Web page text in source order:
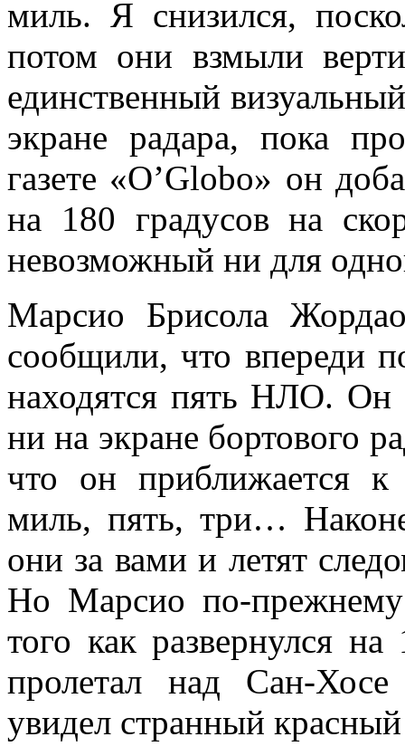
миль. Я снизился,
потом они взмыли
единственный
экране радара, пока
газете «O’Globo» он
на 180 градусов на
невозможный ни для
Марсио Брисола
сообщили, что впереди
находятся пять НЛО. Он
ни на экране бортового
что он приближается
миль, пять, три…
они за вами и летят
Но Марсио по-
того как развернулся
пролетал над Сан-
увидел странный красный